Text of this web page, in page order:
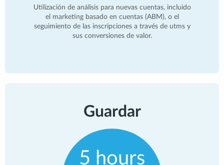
Utilización de análisis para nuevas cuentas, incluido
el marketing basado en cuentas (ABM), o el
seguimiento de las inscripciones a través de utms y
sus conversiones de valor.
Guardar
5 hours